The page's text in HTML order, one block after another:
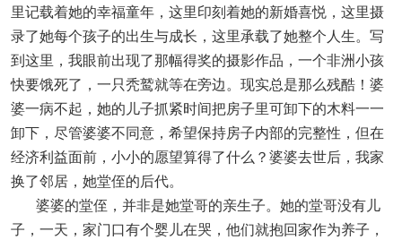
里记载着她的幸福童年，这里印刻着她的新婚喜悦，这里摄
录了她每个孩子的出生与成长，这里承载了她整个人生。写
到这里，我眼前出现了那幅得奖的摄影作品，一个非洲小孩
快要饿死了，一只秃鹫就等在旁边。现实总是那么残酷！婆
婆一病不起，她的儿子抓紧时间把房子里可卸下的木料一一
卸下，尽管婆婆不同意，希望保持房子内部的完整性，但在
经济利益面前，小小的愿望算得了什么？婆婆去世后，我家
换了邻居，她堂侄的后代。
婆婆的堂侄，并非是她堂哥的亲生子。她的堂哥没有儿
子，一天，家门口有个婴儿在哭，他们就抱回家作为养子，